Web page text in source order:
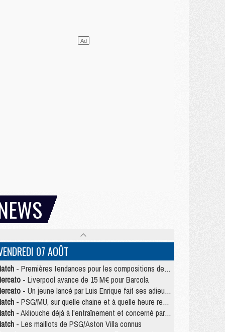
07 AOÛT
- Premières tendances pour les compositions de PSG/MU
- Liverpool avance de 15 M€ pour Barcola
- Un jeune lancé par Luis Enrique fait ses adieux au PSG
- PSG/MU, sur quelle chaine et à quelle heure regarder le match ?
- Akliouche déjà à l'entraînement et concerné par PSG/MU ?
- Les maillots de PSG/Aston Villa connus